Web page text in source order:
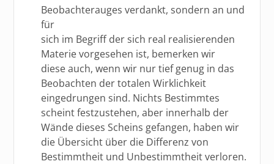
Beobachterauges verdankt, sondern an und
für
sich im Begriff der sich real realisierenden
Materie vorgesehen ist, bemerken wir
diese auch, wenn wir nur tief genug in das
Beobachten der totalen Wirklichkeit
eingedrungen sind. Nichts Bestimmtes
scheint festzustehen, aber innerhalb der
Wände dieses Scheins gefangen, haben wir
die Übersicht über die Differenz von
Bestimmtheit und Unbestimmtheit verloren.